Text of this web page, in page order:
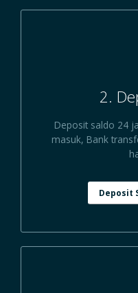
2.
Deposit saldo 24
masuk, Bank
Deposit